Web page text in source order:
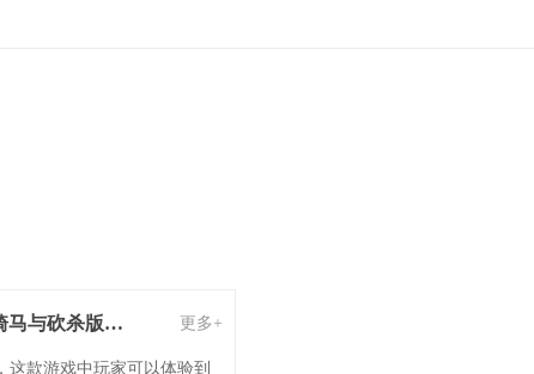
骑马与砍杀所有版本下载-骑马与砍杀有哪些版本-骑马与砍杀版本大全 更多+
这款游戏中玩家可以体验到